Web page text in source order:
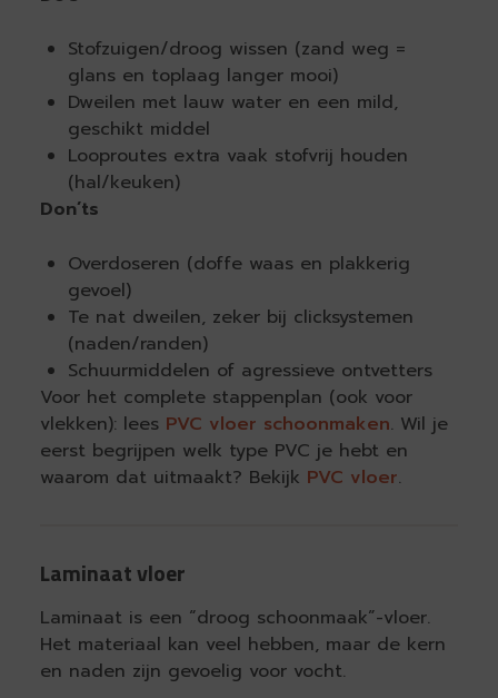
Stofzuigen/droog wissen (zand weg =
glans en toplaag langer mooi)
Dweilen met lauw water en een mild,
geschikt middel
Looproutes extra vaak stofvrij houden
(hal/keuken)
Don’ts
Overdoseren (doffe waas en plakkerig
gevoel)
Te nat dweilen, zeker bij clicksystemen
(naden/randen)
Schuurmiddelen of agressieve ontvetters
Voor het complete stappenplan (ook voor
vlekken): lees PVC vloer schoonmaken. Wil je
eerst begrijpen welk type PVC je hebt en
waarom dat uitmaakt? Bekijk PVC vloer.
Laminaat vloer
Laminaat is een “droog schoonmaak”-vloer.
Het materiaal kan veel hebben, maar de kern
en naden zijn gevoelig voor vocht.